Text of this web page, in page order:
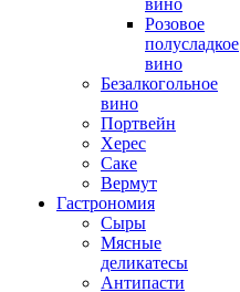
вино
Розовое
полусладкое
вино
Безалкогольное
вино
Портвейн
Херес
Саке
Вермут
Гастрономия
Сыры
Мясные
деликатесы
Антипасти